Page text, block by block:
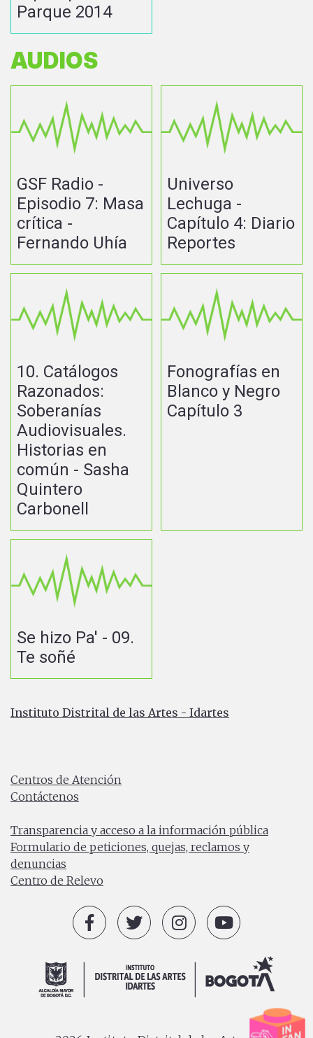
Parque 2014
AUDIOS
GSF Radio -
Episodio 7: Masa
crítica -
Fernando Uhía
Universo
Lechuga -
Capítulo 4: Diario
Reportes
10. Catálogos
Razonados:
Soberanías
Audiovisuales.
Historias en
común - Sasha
Quintero
Carbonell
Fonografías en
Blanco y Negro
Capítulo 3
Se hizo Pa' - 09.
Te soñé
Instituto Distrital de las Artes - Idartes
Centros de Atención
Contáctenos
Transparencia y acceso a la información pública
Formulario de peticiones, quejas, reclamos y
denuncias
Centro de Relevo